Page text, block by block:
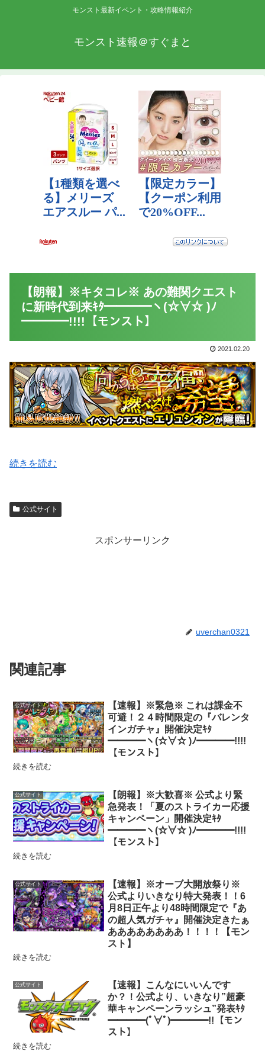
モンスト最新イベント・攻略情報紹介
モンスト速報＠すぐまと
【朗報】※キタコレ※ あの難関クエスト
に新時代到来ｷﾀ━━━━ヽ(☆∀☆ )ﾉ
━━━━!!!!【モンスト】
2021.02.20
続きを読む
公式サイト
スポンサーリンク
uverchan0321
関連記事
公式サイト
【速報】※緊急※ これは課金不
可避！２４時間限定の『バレンタ
インガチャ』開催決定ｷﾀ
━━━━ヽ(☆∀☆ )ﾉ━━━━!!!!
【モンスト】
続きを読む
公式サイト
【朗報】※大歓喜※ 公式より緊
急発表！「夏のストライカー応援
キャンペーン」開催決定ｷﾀ
━━━━ヽ(☆∀☆ )ﾉ━━━━!!!!
【モンスト】
続きを読む
公式サイト
【速報】※オーブ大開放祭り※
公式よりいきなり特大発表！！6
月8日正午より48時間限定で『あ
の超人気ガチャ』開催決定きたぁ
ああああああああ！！！！【モン
スト】
続きを読む
公式サイト
【速報】こんなにいいんです
か？！公式より、いきなり”超豪
華キャンペーンラッシュ”発表ｷﾀ
━━━━(ﾟ∀ﾟ)━━━━!!【モン
スト】
続きを読む